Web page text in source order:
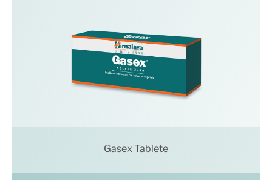
Gasex Tablete